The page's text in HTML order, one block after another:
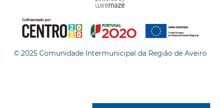
© 2025 Comunidade Intermunicipal da Região de Aveiro